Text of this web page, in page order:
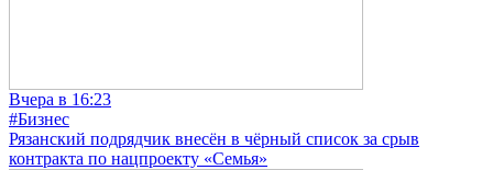
Вчера в 16:23
#Бизнес
Рязанский подрядчик внесён в чёрный список за срыв
контракта по нацпроекту «Семья»